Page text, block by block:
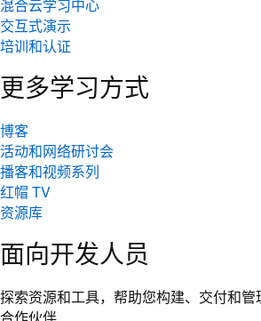
混合云学习中心
交互式演示
培训和认证
更多学习方式
博客
活动和网络研讨会
播客和视频系列
红帽 TV
资源库
面向开发人员
探索资源和工具，帮助您构建、交付和管